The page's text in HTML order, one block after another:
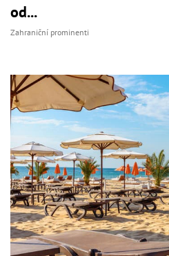
od...
Zahraniční prominenti